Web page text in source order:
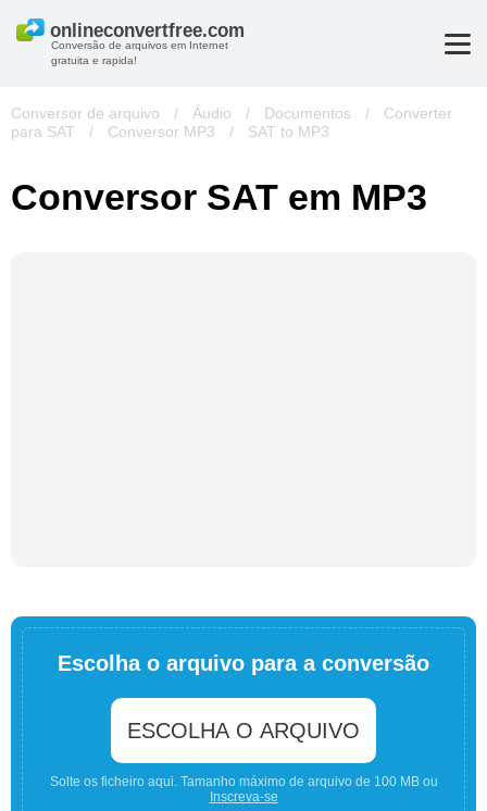
Conversão de arquivos em Internet
gratuita e rapida!
Conversor de arquivo / Áudio / Documentos /
Converter
para SAT
/ Conversor MP3 / SAT to MP3
Conversor SAT em MP3
Escolha o arquivo para a conversão
ESCOLHA O ARQUIVO
Solte os ficheiro aqui. Tamanho máximo de arquivo de 100 MB ou
Inscreva-se